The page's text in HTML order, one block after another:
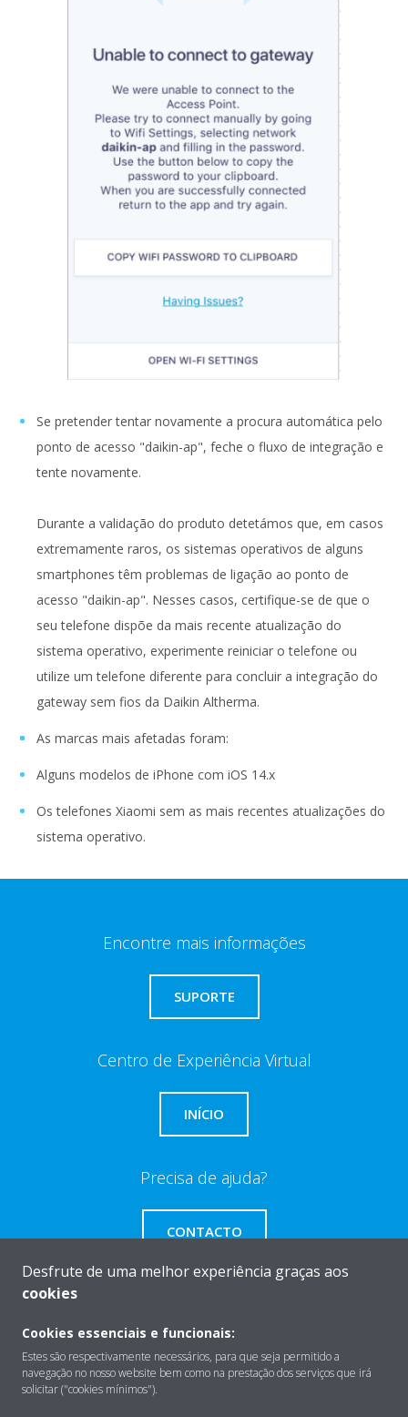
Se pretender tentar novamente a procura automática pelo
ponto de acesso "daikin-ap", feche o fluxo de integração e
tente novamente.
Durante a validação do produto detetámos que, em casos
extremamente raros, os sistemas operativos de alguns
smartphones têm problemas de ligação ao ponto de
acesso "daikin-ap". Nesses casos, certifique-se de que o
seu telefone dispõe da mais recente atualização do
sistema operativo, experimente reiniciar o telefone ou
utilize um telefone diferente para concluir a integração do
gateway sem fios da Daikin Altherma.
As marcas mais afetadas foram:
Alguns modelos de iPhone com iOS 14.x
Os telefones Xiaomi sem as mais recentes atualizações do
sistema operativo.
Encontre mais informações
SUPORTE
Centro de Experiência Virtual
INÍCIO
Precisa de ajuda?
CONTACTO
Sobre
Desfrute de uma melhor experiência graças aos
cookies
Cookies essenciais e funcionais:
Estes são respectivamente necessários, para que seja permitido a
navegação no nosso website bem como na prestação dos serviços que irá
solicitar ("cookies mínimos").